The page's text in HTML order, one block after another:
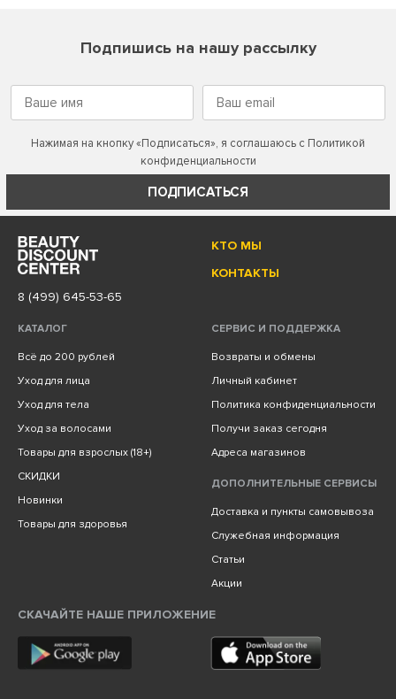
Подпишись на нашу рассылку
Нажимая на кнопку «Подписаться», я соглашаюсь с Политикой
конфиденциальности
ПОДПИСАТЬСЯ
КТО МЫ
КОНТАКТЫ
8 (499) 645-53-65
КАТАЛОГ
Всё до 200 рублей
Уход для лица
Уход для тела
Уход за волосами
Товары для взрослых (18+)
СКИДКИ
Новинки
Товары для здоровья
СЕРВИС И ПОДДЕРЖКА
Возвраты и обмены
Личный кабинет
Политика конфиденциальности
Получи заказ сегодня
Адреса магазинов
ДОПОЛНИТЕЛЬНЫЕ СЕРВИСЫ
Доставка и пункты самовывоза
Служебная информация
Статьи
Акции
СКАЧАЙТЕ НАШЕ ПРИЛОЖЕНИЕ